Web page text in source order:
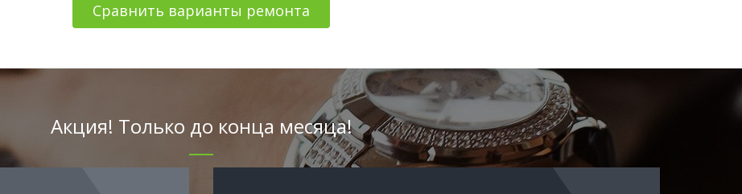
Сравнить варианты ремонта
Акция! Только до конца месяца!